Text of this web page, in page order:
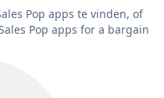
Pop apps te vinden, of
Pop apps for a bargain